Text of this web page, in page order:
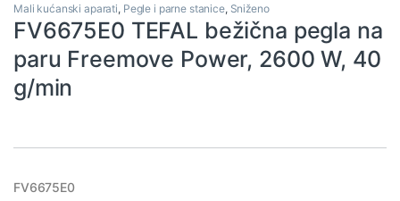
Mali kućanski aparati, Pegle i parne stanice, Sniženo
FV6675E0 TEFAL bežična pegla na
paru Freemove Power, 2600 W, 40
g/min
FV6675E0